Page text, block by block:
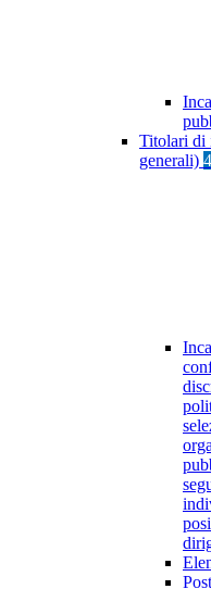
Titolari di
generali) 4